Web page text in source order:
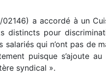
a accordé à un
distincts pour
qui n’ont pas de
puisque s’ajoute au
syndical ».